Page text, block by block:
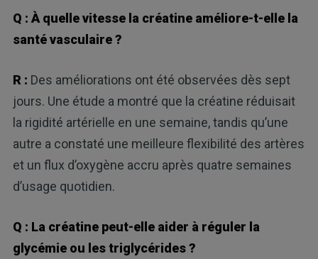
Q : À quelle vitesse la créatine améliore-t-elle la
santé vasculaire ?
R : Des améliorations ont été observées dès sept
jours. Une étude a montré que la créatine réduisait
la rigidité artérielle en une semaine, tandis qu’une
autre a constaté une meilleure flexibilité des artères
et un flux d’oxygène accru après quatre semaines
d’usage quotidien.
Q : La créatine peut-elle aider à réguler la
glycémie ou les triglycérides ?